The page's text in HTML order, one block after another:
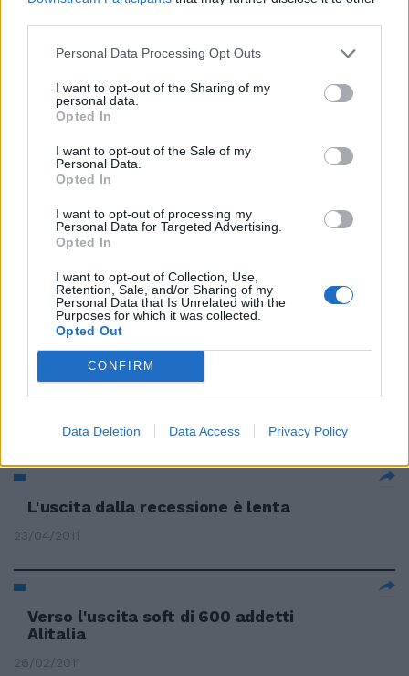
Personal Data Processing Opt Outs
I want to opt-out of the Sharing of my
personal data.
Opted In
I want to opt-out of the Sale of my
Personal Data.
Opted In
I want to opt-out of processing my
Personal Data for Targeted Advertising.
Opted In
I want to opt-out of Collection, Use,
Retention, Sale, and/or Sharing of my
Personal Data that Is Unrelated with the
Purposes for which it was collected.
Opted Out
CONFIRM
Data Deletion Data Access Privacy Policy
l'uscita del Cavaliere
09/10/2011
dal Pdl
12/06/2011
Abbiamo incontrato Danielle
di «Angelology», di passaggio a
Roma per l'uscita del suo libro in
Italia (ed
29/05/2011
L'uscita dalla recessione è lenta
23/04/2011
Verso l'uscita soft di 600 addetti
Alitalia
26/02/2011